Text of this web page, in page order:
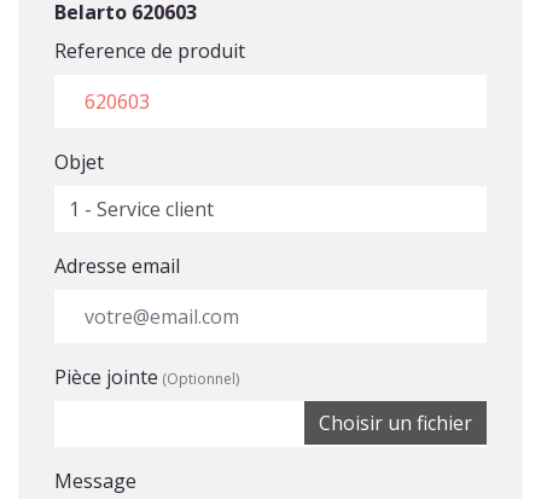
Belarto 620603
Reference de produit
Objet
Adresse email
Pièce jointe (Optionnel)
Message